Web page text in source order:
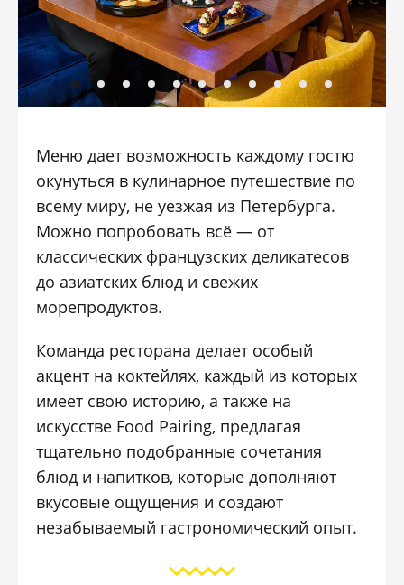
Меню дает возможность каждому гостю
окунуться в кулинарное путешествие по
всему миру, не уезжая из Петербурга.
Можно попробовать всё — от
классических французских деликатесов
до азиатских блюд и свежих
морепродуктов.
Команда ресторана делает особый
акцент на коктейлях, каждый из которых
имеет свою историю, а также на
искусстве Food Pairing, предлагая
тщательно подобранные сочетания
блюд и напитков, которые дополняют
вкусовые ощущения и создают
незабываемый гастрономический опыт.